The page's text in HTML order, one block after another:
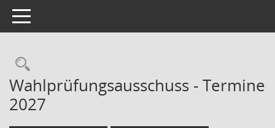
Toggle navigation
Rechercheauswahl
Wahlprüfungsausschuss - Termine
2027